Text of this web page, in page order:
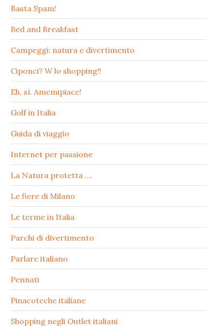
Basta Spam!
Bed and Breakfast
Campeggi: natura e divertimento
Ciponci? W lo shopping!!
Eh, sì. Amemipiace!
Golf in Italia
Guida di viaggio
Internet per passione
La Natura protetta ….
Le fiere di Milano
Le terme in Italia
Parchi di divertimento
Parlare italiano
Pennati
Pinacoteche italiane
Shopping negli Outlet italiani